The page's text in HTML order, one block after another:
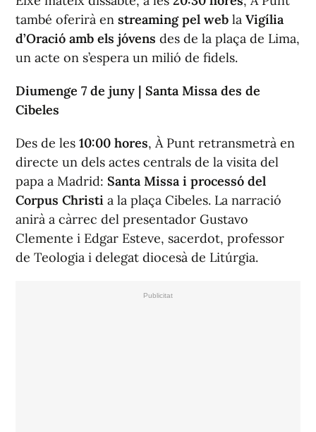
també oferirà en streamingpel web la Vigília
d’Oració amb els jóvens des de la plaça de Lima,
un acte on s’espera un milió de fidels.
Diumenge 7 de juny | Santa Missa des de
Cibeles
Des de les 10:00 hores, À Punt retransmetrà en
directe un dels actes centrals de la visita del
papa a Madrid: Santa Missa i processó del
Corpus Christi a la plaça Cibeles. La narració
anirà a càrrec del presentador Gustavo
Clemente i Edgar Esteve, sacerdot, professor
de Teologia i delegat diocesà de Litúrgia.